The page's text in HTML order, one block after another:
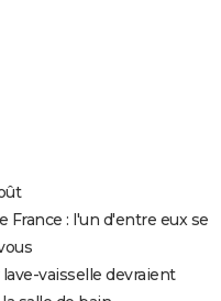
France : l'un d'entre eux se
vaisselle devraient